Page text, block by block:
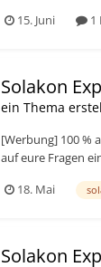
15. Juni 1
Solakon
ein Thema
[Werbung] 100 %
auf eure Fragen
18. Mai
Solakon